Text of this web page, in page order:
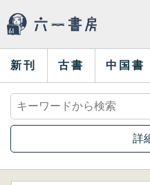
新刊 古書 中国書
詳